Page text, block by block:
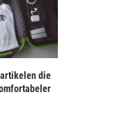
die